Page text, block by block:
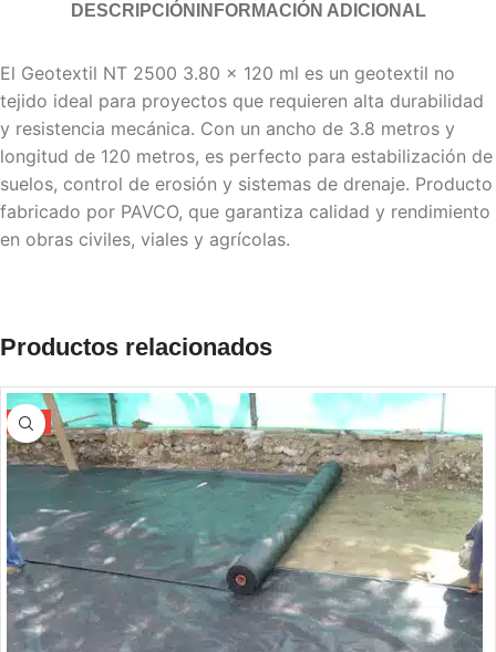
DESCRIPCIÓN INFORMACIÓN ADICIONAL
El Geotextil NT 2500 3.80 x 120 ml es un geotextil no
tejido ideal para proyectos que requieren alta durabilidad
y resistencia mecánica. Con un ancho de 3.8 metros y
longitud de 120 metros, es perfecto para estabilización de
suelos, control de erosión y sistemas de drenaje. Producto
fabricado por PAVCO, que garantiza calidad y rendimiento
en obras civiles, viales y agrícolas.
Productos relacionados
-5%